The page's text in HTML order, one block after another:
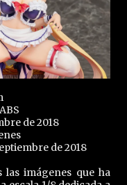
de 2018
de 2018
imágenes que ha